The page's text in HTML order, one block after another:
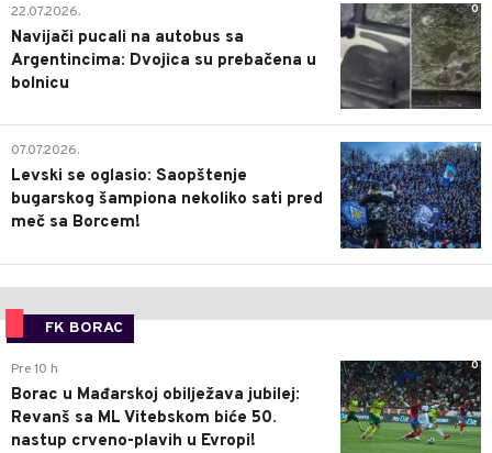
0
22.07.2026.
Navijači pucali na autobus sa
Argentincima: Dvojica su prebačena u
bolnicu
1
07.07.2026.
Levski se oglasio: Saopštenje
bugarskog šampiona nekoliko sati pred
meč sa Borcem!
FK BORAC
0
Pre 10 h
Borac u Mađarskoj obilježava jubilej:
Revanš sa ML Vitebskom biće 50.
nastup crveno-plavih u Evropi!